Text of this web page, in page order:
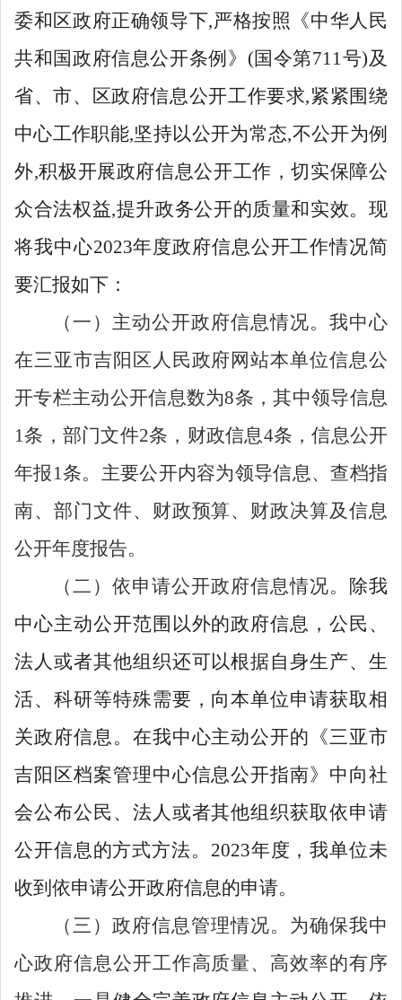
委和区政府正确领导下,严格按照《中华人民
共和国政府信息公开条例》 (国令第711号)及
省、市、区政府信息公开工作要求,紧紧围绕
中心工作职能,坚持以公开为常态,不公开为例
外,积极开展政府信息公开工作，切实保障公
众合法权益,提升政务公开的质量和实效。现
将我中心2023年度政府信息公开工作情况简
要汇报如下：
（一）主动公开政府信息情况。 我中心
在三亚市吉阳区人民政府网站本单位信息公
开专栏主动公开信息数为8条，其中领导信息
1条，部门文件2条，财政信息4条，信息公开
年报 1条。主要公开内容为领导信息、查档指
南、部门文件、财政预算、财政决算及信息
公开年度报告。
（二）依申请公开政府信息情况。 除我
中心主动公开范围以外的政府信息，公民、
法人或者其他组织还可以根据自身生产、生
活、科研等特殊需要，向本单位申请获取相
关政府信息。在我中心主动公开的《三亚市
吉阳区档案管理中心信息公开指南》中向社
会公布公民、法人或者其他组织获取依申请
公开信息的方式方法。 2023年度，我单位未
收到依申请公开政府信息的申请。
（三）政府信息管理情况。 为确保我中
心政府信息公开工作高质量、高效率的有序